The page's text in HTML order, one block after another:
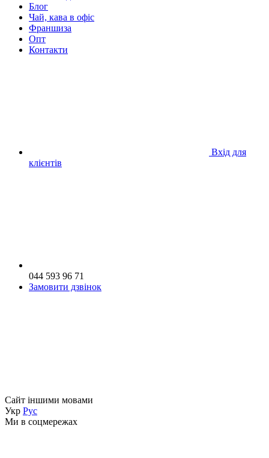
Блог
Чай, кава в офіс
Франшиза
Опт
Контакти
Вхід для
клієнтів
044 593 96 71
Замовити дзвінок
Сайт іншими мовами
Укр Рус
Ми в соцмережах